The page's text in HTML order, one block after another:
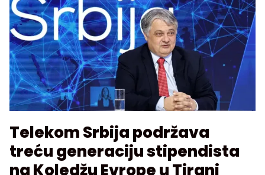
Telekom Srbija podržava
treću generaciju stipendista
na Koledžu Evrope u Tirani